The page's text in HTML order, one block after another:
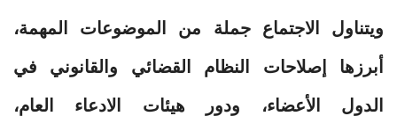
ويتناول الاجتماع جملة من الموضوعات المهمة،
أبرزها إصلاحات النظام القضائي والقانوني في
الدول الأعضاء، ودور هيئات الادعاء العام،